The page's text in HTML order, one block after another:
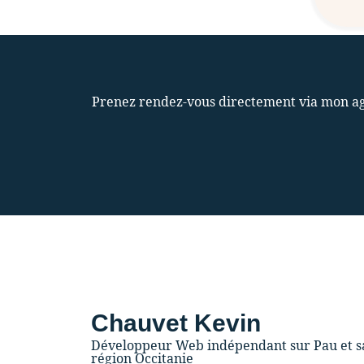
Prenez rendez-vous directement via mon
Chauvet Kevin
Développeur Web indépendant sur Pau et
région Occitanie